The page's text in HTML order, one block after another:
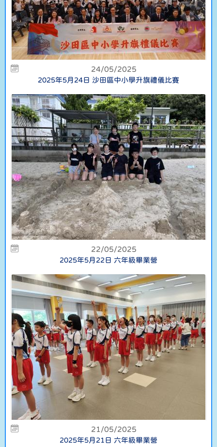
24/05/2025
2025年5月24日 沙田區中小學升旗禮儀比賽
22/05/2025
2025年5月22日 六年級畢業營
21/05/2025
2025年5月21日 六年級畢業營